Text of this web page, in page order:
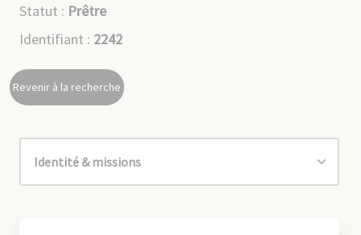
Statut : Prêtre
Identifiant : 2242
Revenir à la recherche